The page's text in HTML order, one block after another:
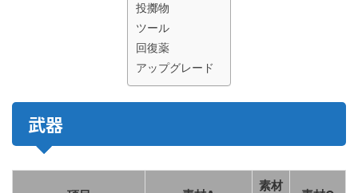
投擲物
ツール
回復薬
アップグレード
武器
素材